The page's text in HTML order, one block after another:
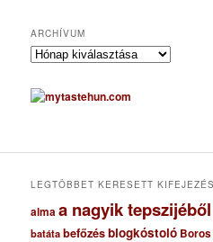
ARCHÍVUM
A
c
h
u
LEGTÖBBET KERESETT
almaa nagyik
batáta befőzésblogkóstoló